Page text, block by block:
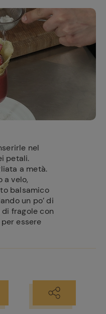
nel
petali.
a metà.
a velo,
balsamico
un po’ di
fragole con
essere